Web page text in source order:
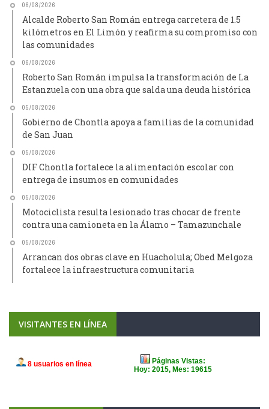
06/08/2026
Alcalde Roberto San Román entrega carretera de 1.5
kilómetros en El Limón y reafirma su compromiso con
las comunidades
06/08/2026
Roberto San Román impulsa la transformación de La
Estanzuela con una obra que salda una deuda histórica
05/08/2026
Gobierno de Chontla apoya a familias de la comunidad
de San Juan
05/08/2026
DIF Chontla fortalece la alimentación escolar con
entrega de insumos en comunidades
05/08/2026
Motociclista resulta lesionado tras chocar de frente
contra una camioneta en la Álamo – Tamazunchale
05/08/2026
Arrancan dos obras clave en Huacholula; Obed Melgoza
fortalece la infraestructura comunitaria
VISITANTES EN LÍNEA